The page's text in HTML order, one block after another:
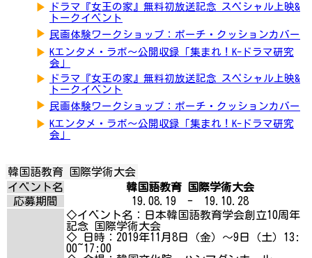
▶
ドラマ『女王の家』無料初放送記念 スペシャル上映&
トークイベント
▶ 民画体験ワークショップ：ポーチ・クッションカバー
▶ Kエンタメ・ラボ～公開収録「集まれ！K-ドラマ研究
会」
▶
ドラマ『女王の家』無料初放送記念 スペシャル上映&
トークイベント
▶ 民画体験ワークショップ：ポーチ・クッションカバー
▶ Kエンタメ・ラボ～公開収録「集まれ！K-ドラマ研究
会」
韓国語教育 国際学術大会
イベント名
韓国語教育 国際学術大会
応募期間
19.08.19 - 19.10.28
◇イベント名：日本韓国語教育学会創立10周年
記念 国際学術大会
◇ 日時：2019年11月8日（金）～9日（土）13:
00~17:00